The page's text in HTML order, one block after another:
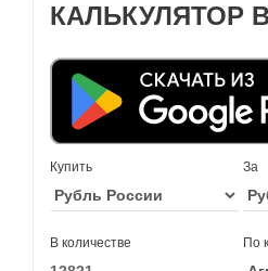
КАЛЬКУЛЯТОР
Купить За
В количестве По